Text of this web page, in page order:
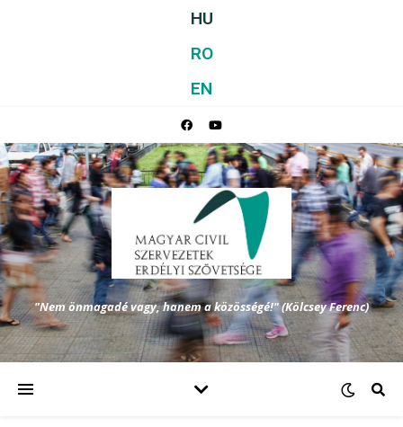
HU
RO
EN
"Nem önmagadé vagy, hanem a közösségé!" (Kölcsey Ferenc)